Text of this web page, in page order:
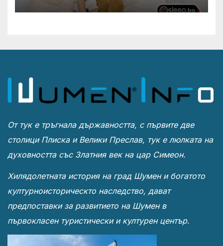
От тук е тръгнала държавността, с първите две
столици Плиска и Велики Преслав, тук е люлката на
духовността със Златния век на цар Симеон.
Хилядолетната история на град Шумен и богатото
културноисторическто наследство, дават
предпоставки за развитието на Шумен в
първокласен туристически и културен център.